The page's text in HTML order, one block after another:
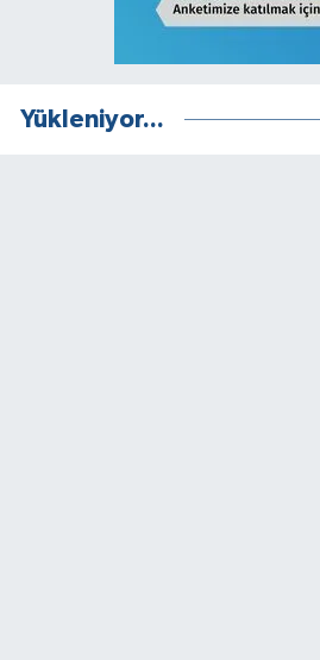
Yükleniyor...